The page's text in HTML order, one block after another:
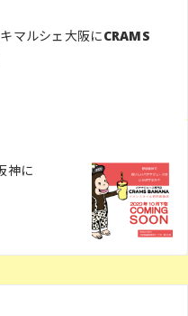
マルシェ大阪にCRAMS
神に